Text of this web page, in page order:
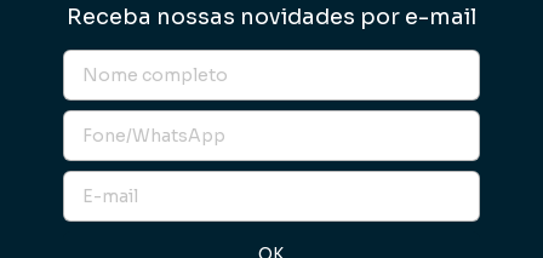
Receba nossas novidades por e-mail